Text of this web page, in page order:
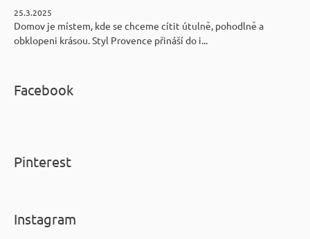
25.3.2025
Domov je místem, kde se chceme cítit útulně, pohodlně a
obklopeni krásou. Styl Provence přináší do i...
Facebook
Pinterest
Instagram